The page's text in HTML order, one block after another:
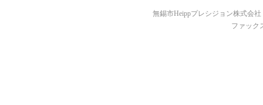
無錫市Heippプレシジョン株式
ファッ